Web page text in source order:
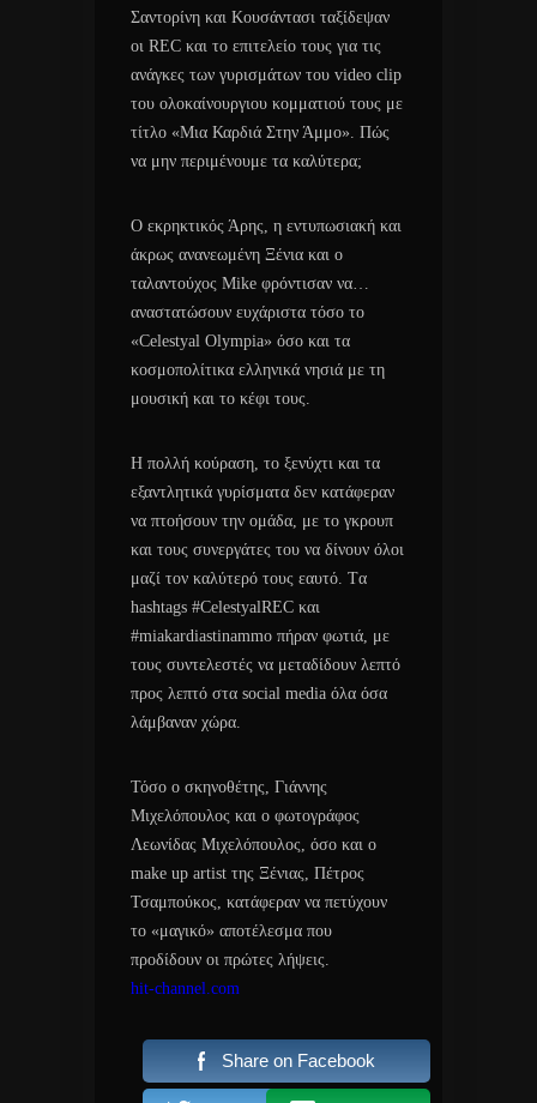
Σαντορίνη και Κουσάντασι ταξίδεψαν
οι REC και το επιτελείο τους για τις
ανάγκες των γυρισμάτων του video clip
του ολοκαίνουργιου κομματιού τους με
τίτλο «Μια Καρδιά Στην Άμμο». Πώς
να μην περιμένουμε τα καλύτερα;
Ο εκρηκτικός Άρης, η εντυπωσιακή και
άκρως ανανεωμένη Ξένια και ο
ταλαντούχος Mike φρόντισαν να…
αναστατώσουν ευχάριστα τόσο το
«Celestyal Olympia» όσο και τα
κοσμοπολίτικα ελληνικά νησιά με τη
μουσική και το κέφι τους.
Η πολλή κούραση, το ξενύχτι και τα
εξαντλητικά γυρίσματα δεν κατάφεραν
να πτοήσουν την ομάδα, με το γκρουπ
και τους συνεργάτες του να δίνουν όλοι
μαζί τον καλύτερό τους εαυτό. Tα
hashtags #CelestyalREC και
#miakardiastinammo πήραν φωτιά, με
τους συντελεστές να μεταδίδουν λεπτό
προς λεπτό στα social media όλα όσα
λάμβαναν χώρα.
Τόσο ο σκηνοθέτης, Γιάννης
Μιχελόπουλος και ο φωτογράφος
Λεωνίδας Μιχελόπουλος, όσο και ο
make up artist της Ξένιας, Πέτρος
Τσαμπούκος, κατάφεραν να πετύχουν
το «μαγικό» αποτέλεσμα που
προδίδουν οι πρώτες λήψεις.
hit-channel.com
Share on Facebook